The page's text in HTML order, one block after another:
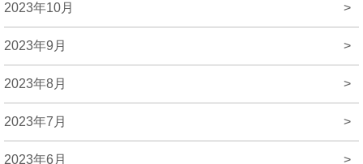
2023年10月 >
2023年9月 >
2023年8月 >
2023年7月 >
2023年6月 >